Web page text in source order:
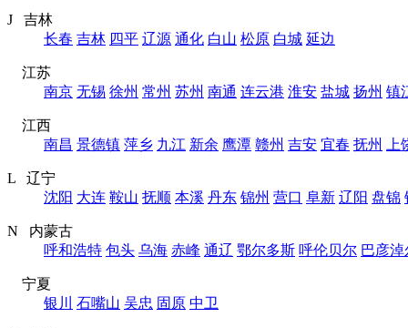
J 吉林
长春 吉林 四平 辽源 通化 白山 松原 白城 延边
江苏
南京 无锡 徐州 常州 苏州 南通 连云港 淮安 盐城 扬州 镇
江西
南昌 景德镇 萍乡 九江 新余 鹰潭 赣州 吉安 宜春 抚州 上
L 辽宁
沈阳 大连 鞍山 抚顺 本溪 丹东 锦州 营口 阜新 辽阳 盘锦
N 内蒙古
呼和浩特 包头 乌海 赤峰 通辽 鄂尔多斯 呼伦贝尔 巴彦淖
宁夏
银川 石嘴山 吴忠 固原 中卫